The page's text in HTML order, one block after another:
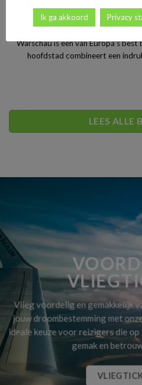
Stedentrip Warschau: ontdek
Polen’s
Warschau is een van Europa’s
hoofdstad combineert een
LEES ALLE
Vlieg voordelig en gemakkelijk
jouw droombestemming met
ideale keuze voor reizigers die
gemak en
Ik ga akkoord Privacy